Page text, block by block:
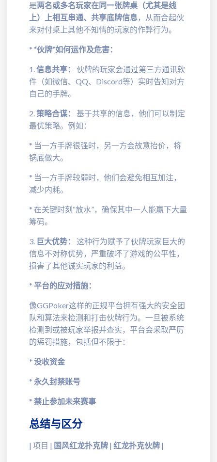
是两名或多名玩家在同一张牌桌（尤其是线
上）上相互串通、共享底牌信息，从而合起伙
来对付桌上其他不知情的玩家的作弊行为。
* “伙牌”如何运作及危害：
1.信息共享：
伙牌的玩家会通过第三方通讯软
件（如微信、QQ、Discord等）实时告知对方
自己的手牌。
2.策略合谋：
基于共享的信息，他们可以制定
最优策略。例如：
* 当一方手牌很强时，另一方会故意抬价，将
锅底做大。
* 当一方手牌较弱时，他们会避免相互加注，
减少内耗。
* 在关键时刻“放水”，确保其中一人能赢下大量
筹码。
3. 巨大优势：
这种行为赋予了伙牌玩家巨大的
信息不对称优势，严重破坏了游戏的公平性，
损害了其他诚实玩家的利益。
* 平台的应对措施：
像GGPoker这样的正规平台拥有强大的安全团
队和算法来检测和打击伙牌行为。一旦被系统
检测到或被玩家举报并查实，平台会采取严厉
的惩罚措施，包括但不限于：
* 没收资金
* 永久封禁账号
* 禁止参加未来赛事
总结与区分
| 项目 | 国风红龙扑克牌 | 红龙扑克伙牌 |